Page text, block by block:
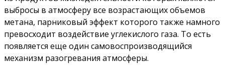
выбросы в атмосферу все возрастающих объемов
метана, парниковый эффект которого также намного
превосходит воздействие углекислого газа. То есть
появляется еще один самовоспроизводящийся
механизм разогревания атмосферы.